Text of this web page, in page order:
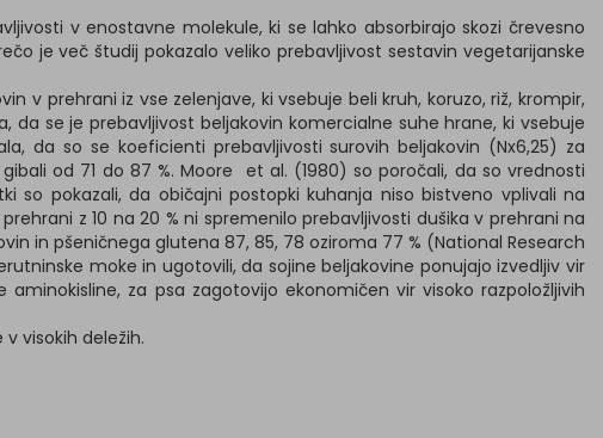
v enostavne molekule, ki se lahko absorbirajo skozi črevesno
je več študij pokazalo veliko prebavljivost sestavin vegetarijanske
v prehrani iz vse zelenjave, ki vsebuje beli kruh, koruzo, riž, krompir,
da se je prebavljivost beljakovin komercialne suhe hrane, ki vsebuje
da so se koeficienti prebavljivosti surovih beljakovin (Nx6,25) za
od 71 do 87 %. Moore et al. (1980) so poročali, da so vrednosti
so pokazali, da običajni postopki kuhanja niso bistveno vplivali na
z 10 na 20 % ni spremenilo prebavljivosti dušika v prehrani na
in pšeničnega glutena 87, 85, 78 oziroma 77 % (National Research
moke in ugotovili, da sojine beljakovine ponujajo izvedljiv vir
za psa zagotovijo ekonomičen vir visoko razpoložljivih
visokih deležih.